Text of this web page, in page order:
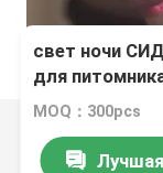
свет ночи
для
MOQ：300pcs